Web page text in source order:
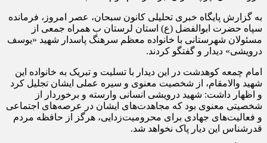
به گزارش پایگاه خبری تحلیلی کانون سبحان، عصر امروز، فرمانده
سپاه حضرت ابوالفضل (ع) استان لرستان ب همراه جمعی از
مسئولان شهرستانی با خانواده معظم سرهنگ پاسدار شهید «یوسف
درویشی» دیدار و گفتگو کردند.
امام چمعه کوهدشت در این دیدار با تسلیت و تبریک به خانواده این
شهید والامقام، از شخصیت معنوی و سیره عملی ایشان تجلیل کرد
و اظهار داشت: شهید درویشی انسانی وارسته و برخوردار از
شخصیتی معنوی بود که مجاهدت‌های ایشان در عرصه‌های اجتماعی
و فعالیت‌های جهادی برای محرومیت‌زدایی، هرگز از حافظه مردم
قدرشناس این دیار پاک نخواهد شد.